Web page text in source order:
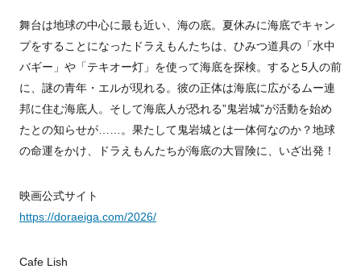
舞台は地球の中心に最も近い、海の底。夏休みに海底でキャン
プをすることになったドラえもんたちは、ひみつ道具の「水中
バギー」や「テキオー灯」を使って海底を探検。すると5人の前
に、謎の青年・エルが現れる。彼の正体は海底に広がるムー連
邦に住む海底人。そして海底人が恐れる”鬼岩城”が活動を始め
たとの知らせが……。果たして鬼岩城とは一体何なのか？地球
の命運をかけ、ドラえもんたちが海底の大冒険に、いざ出発！
映画公式サイト
https://doraeiga.com/2026/
Cafe Lish